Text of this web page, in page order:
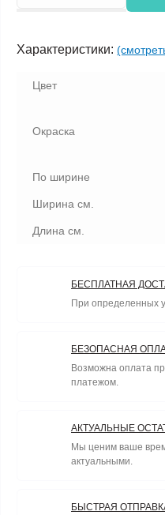
Характеристики:
Цвет
Окраска
По ширине
Ширина см.
Длина см.
БЕСПЛАТНАЯ
При определенных
БЕЗОПАСНАЯ
Возможна оплата
платежом.
АКТУАЛЬНЫЕ
Мы ценим ваше
актуальными.
БЫСТРАЯ